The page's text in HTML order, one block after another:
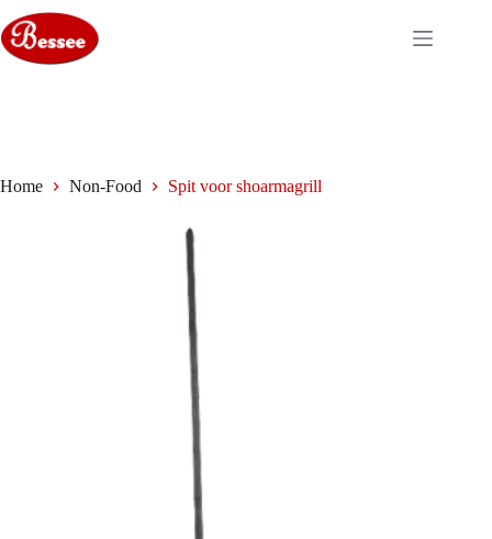
naar
de
inhoud
Home Non-Food Spit voor shoarmagrill